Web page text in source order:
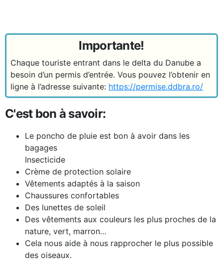
Importante!
Chaque touriste entrant dans le delta du Danube a
besoin d’un permis d’entrée. Vous pouvez l’obtenir en
ligne à l’adresse suivante: https://permise.ddbra.ro/
C'est bon à savoir:
Le poncho de pluie est bon à avoir dans les
bagages
Insecticide
Crème de protection solaire
Vêtements adaptés à la saison
Chaussures confortables
Des lunettes de soleil
Des vêtements aux couleurs les plus proches de la
nature, vert, marron…
Cela nous aide à nous rapprocher le plus possible
des oiseaux.